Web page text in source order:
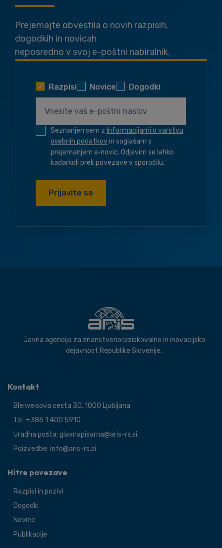
Prejemajte obvestila o novih razpisih,
dogodkih in novicah
neposredno v svoj e-poštni nabiralnik.
Razpisi Novice Dogodki
Seznanjen sem z Informacijami o varstvu
osebnih podatkovin soglašam s
prejemanjem e‑novic. Odjavim se lahko
kadarkoli prek povezave v sporočilu.
Prijavite se
Javna agencija za znanstvenoraziskovalno in inovacijsko
dejavnost Republike Slovenije.
Kontakt
Bleiweisova cesta 30, 1000 Ljubljana
Tel: +386 1 400 5910
Uradna pošta: glavnapisarna@aris-rs.si
Poizvedbe: info@aris-rs.si
Hitre povezave
Razpisi in pozivi
Dogodki
Novice
Publikacije